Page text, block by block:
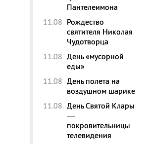
Пантелеимона
11.08 Рождество
святителя Николая
Чудотворца
11.08 День «мусорной
еды»
11.08 День полета на
воздушном шарике
11.08 День Святой Клары
—
покровительницы
телевидения